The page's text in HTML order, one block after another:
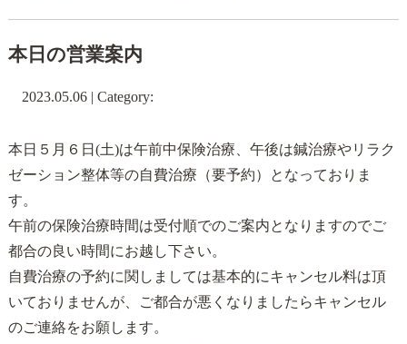
本日の営業案内
2023.05.06 | Category:
本日５月６日(土)は午前中保険治療、午後は鍼治療やリラク
ゼーション整体等の自費治療（要予約）となっておりま
す。
午前の保険治療時間は受付順でのご案内となりますのでご
都合の良い時間にお越し下さい。
自費治療の予約に関しましては基本的にキャンセル料は頂
いておりませんが、ご都合が悪くなりましたらキャンセル
のご連絡をお願します。